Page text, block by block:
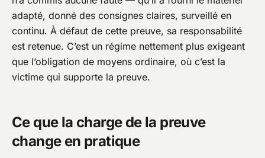
adapté, donné des consignes claires, surveillé en
continu. À défaut de cette preuve, sa responsabilité
est retenue. C’est un régime nettement plus exigeant
que l’obligation de moyens ordinaire, où c’est la
victime qui supporte la preuve.
Ce que la charge de la preuve
change en pratique